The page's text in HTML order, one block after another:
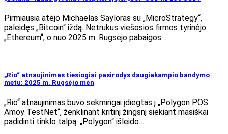
Pirmiausia atėjo Michaelas Sayloras su „MicroStrategy“,
paleidęs „Bitcoin“ iždą. Netrukus viešosios firmos tyrinėjo
„Ethereum“, o nuo 2025 m. Rugsėjo pabaigos…
„Rio“ atnaujinimas tiesiogiai pasirodys daugiakampio bandymo
metu: 2025 m. Rugsėjo mėn
„Rio“ atnaujinimas buvo sėkmingai įdiegtas į „Polygon POS
Amoy TestNet“, ženklinant kritinį žingsnį siekiant masiškai
padidinti tinklo talpą. „Polygon“ išleido…